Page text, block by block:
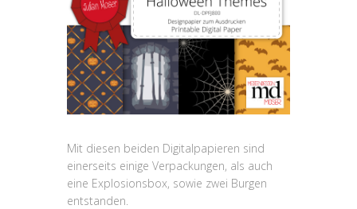
Mit diesen beiden Digitalpapieren sind
einerseits einige Verpackungen, als auch
eine Explosionsbox, sowie zwei Burgen
entstanden.